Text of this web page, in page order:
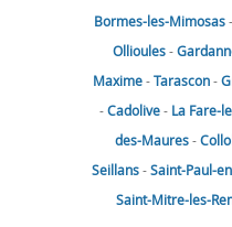
Bormes-les-Mimosas-
Ollioules-
Maxime-Tarascon-
-Cadolive- La Fare-
des-Maures-
Seillans-Saint-Paul-
Saint-Mitre-les-